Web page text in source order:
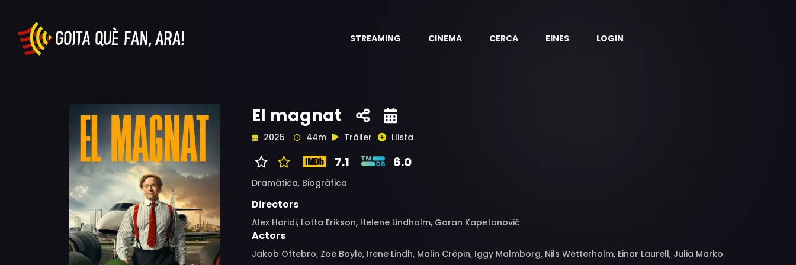
STREAMING CINEMA CERCA EINES LOGIN
El magnat
2025 44m Tràiler Llista
7.1 6.0
Dramàtica, Biogràfica
Directors
Alex Haridi, Lotta Erikson, Helene Lindholm, Goran Kapetanović
Actors
Jakob Oftebro, Zoe Boyle, Irene Lindh, Malin Crépin, Iggy Malmborg, Nils Wetterholm, Einar Laurell, Julia Marko